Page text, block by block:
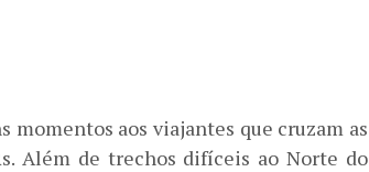
momentos aos viajantes que cruzam as
Além de trechos difíceis ao Norte do